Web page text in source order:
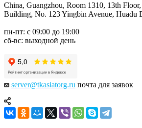
China, Guangzhou, Room 1310, 13th
Building, No. 123 Yingbin Avenue, Huadu
пн-пт: с 09:00 до 19:00
сб-вс: выходной день
server@tkasiatorg.ru почта для заявок